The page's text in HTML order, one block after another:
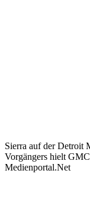
Sierra auf der Detroit
Vorgängers hielt
Medienportal.Net